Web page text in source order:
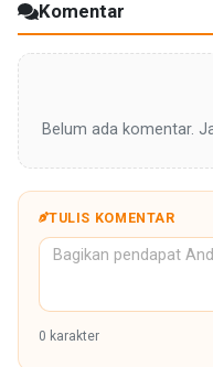
Komentar
Belum ada komentar.
TULIS KOMENTAR
0 karakter